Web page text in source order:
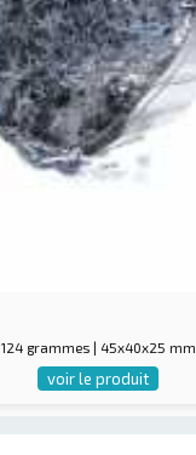
124 grammes | 45x40x25 mm
voir le produit